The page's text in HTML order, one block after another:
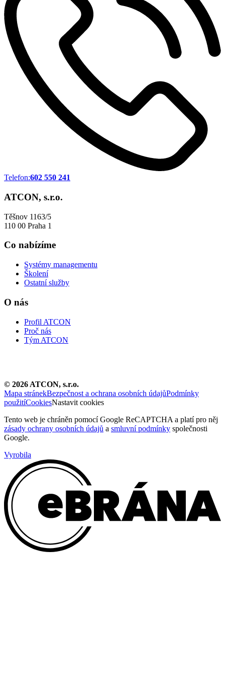
Telefon:602 550 241
ATCON, s.r.o.
Těšnov 1163/5
110 00 Praha 1
Co nabízíme
Systémy managementu
Školení
Ostatní služby
O nás
Profil ATCON
Proč nás
Tým ATCON
© 2026 ATCON, s.r.o.
Mapa stránekBezpečnost a ochrana osobních údajůPodmínky
použitíCookiesNastavit cookies
Tento web je chráněn pomocí Google ReCAPTCHA a platí pro něj
zásady ochrany osobních údajů a smluvní podmínky společnosti
Google.
Vyrobila